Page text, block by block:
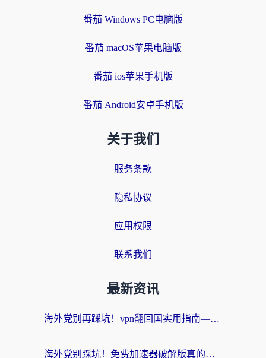
番茄 Windows PC电脑版
番茄 macOS苹果电脑版
番茄 ios苹果手机版
番茄 Android安卓手机版
关于我们
服务条款
隐私协议
应用权限
联系我们
最新资讯
海外党别再踩坑！vpn翻回国实用指南——选对加速器，国内资源无缝用
海外党别踩坑！免费加速器破解版真的能用？教你无缝访问国内资源的正确姿势